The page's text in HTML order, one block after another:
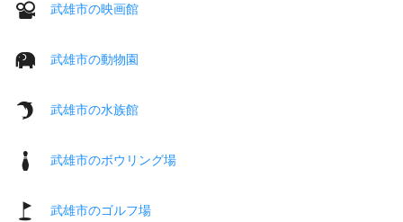
武雄市の映画館
武雄市の動物園
武雄市の水族館
武雄市のボウリング場
武雄市のゴルフ場